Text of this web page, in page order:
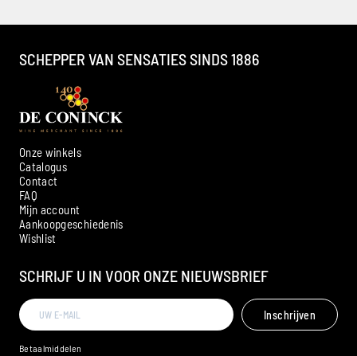
Onze winkels
Catalogus
Contact
FAQ
Mijn account
Aankoopgeschiedenis
Wishlist
SCHRIJF U IN VOOR ONZE NIEUWSBRIEF
Inschrijven
SCHEPPER VAN SENSATIES SINDS 1886
Betaalmiddelen
Ambroise, Uw Sommelier